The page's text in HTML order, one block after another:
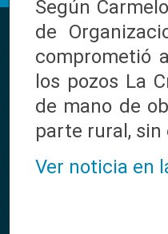
Según
de
comprometió
los pozos La
de mano de
parte rural, sin
Ver noticia en